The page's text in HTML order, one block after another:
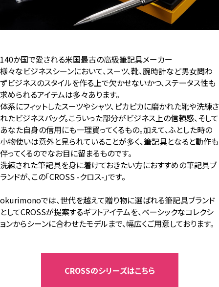
140か国で愛される米国最古の高級筆記具メーカー
様々なビジネスシーンにおいて、スーツ、靴、腕時計など男女問わ
ずビジネスのスタイルを作る上で欠かせないかつ、ステータス性も
求められるアイテムは多々あります。
体系にフィットしたスーツやシャツ、ピカピカに磨かれた靴や洗練さ
れたビジネスバッグ。こういった部分がビジネス上の信頼感、そして
あなた自身の信用にも一理買ってくるもの。加えて、ふとした時の
小物使いは意外と見られていることが多く、筆記具となると動作も
伴ってくるのでなお目に留まるものです。
洗練された筆記具を身に着けておきたい方におすすめの筆記具ブ
ランドが、この「CROSS -クロス-」です。
okurimonoでは、世代を越えて贈り物に選ばれる筆記具ブランド
としてCROSSが提案するギフトアイテムを、ベーシックなコレクシ
ョンからシーンに合わせたモデルまで、幅広くご用意しております。
CROSSのシリーズはこちら